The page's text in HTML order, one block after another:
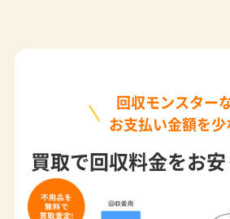
回収モンスター
お支払い金額を少
買取で回収料金をお安